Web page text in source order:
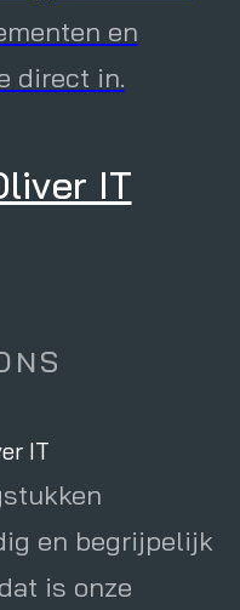
en
direct in.
IT
IT
en begrijpelijk
is onze